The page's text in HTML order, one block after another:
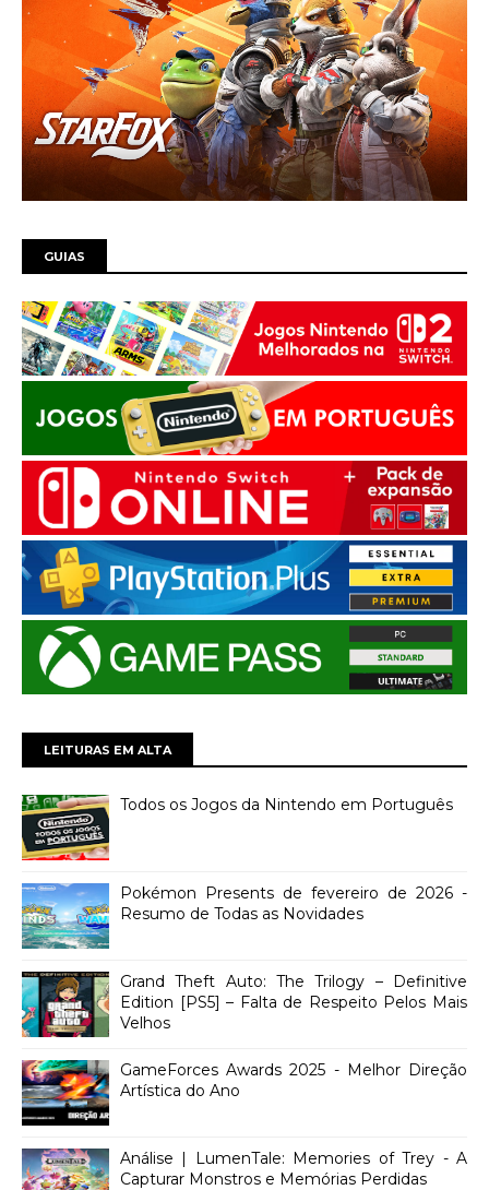
GUIAS
LEITURAS EM ALTA
Todos os Jogos da Nintendo em Português
Pokémon Presents de fevereiro de 2026 -
Resumo de Todas as Novidades
Grand Theft Auto: The Trilogy – Definitive
Edition [PS5] – Falta de Respeito Pelos Mais
Velhos
GameForces Awards 2025 - Melhor Direção
Artística do Ano
Análise | LumenTale: Memories of Trey - A
Capturar Monstros e Memórias Perdidas